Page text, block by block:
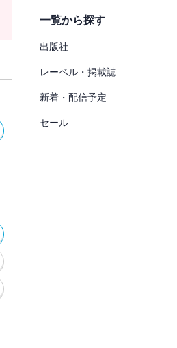
一覧から探す
出版社
レーベル・掲載誌
新着・配信予定
セール